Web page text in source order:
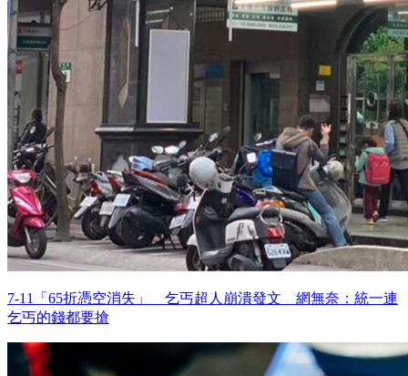
7-11「65折憑空消失」 乞丐超人崩潰發文 網無奈：統一連
乞丐的錢都要搶